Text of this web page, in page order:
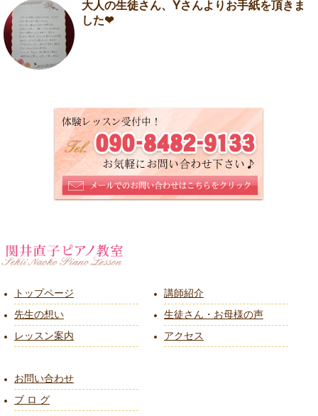
大人の生徒さん、Yさんよりお手紙を頂きま
した❤
トップページ
先生の想い
レッスン案内
講師紹介
生徒さん・お母様の声
アクセス
お問い合わせ
ブ ロ グ